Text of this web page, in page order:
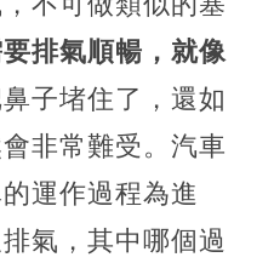
排氣順暢，就像
鼻子堵住了，還如
非常難受。汽車
運作過程為進
氣，其中哪個過